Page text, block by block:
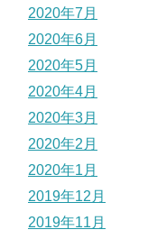
2020年7月
2020年6月
2020年5月
2020年4月
2020年3月
2020年2月
2020年1月
2019年12月
2019年11月